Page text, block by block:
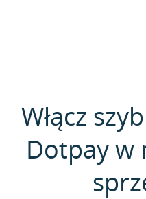
Włącz
Dotpay w